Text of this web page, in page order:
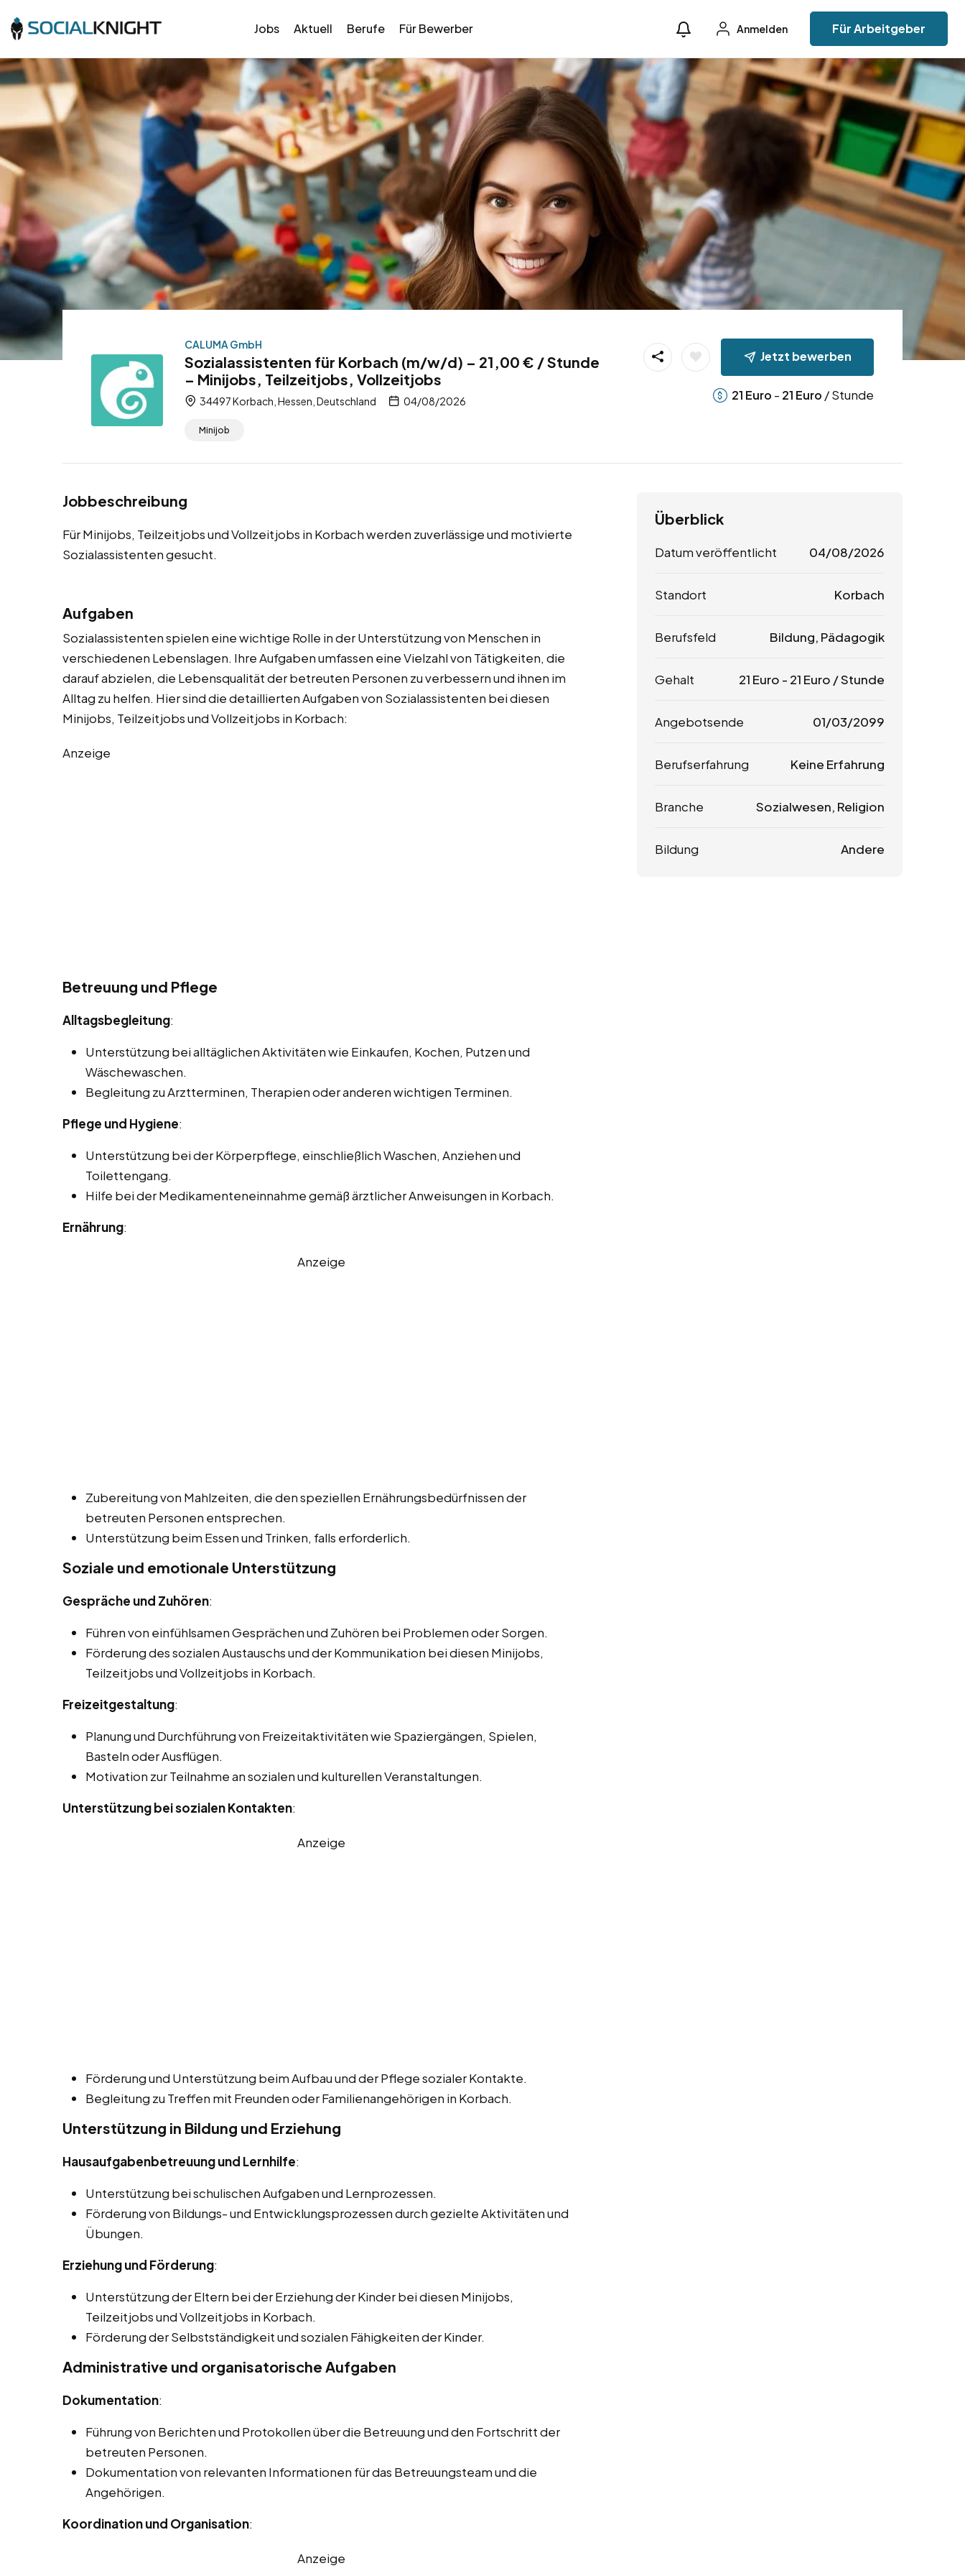
Jobs Aktuell Berufe Für Bewerber Anmelden Für Arbeitgeber
CALUMA GmbH
Sozialassistenten für Korbach (m/w/d) – 21,00 € / Stunde
– Minijobs, Teilzeitjobs, Vollzeitjobs
34497 Korbach, Hessen, Deutschland 04/08/2026
Minijob
Jetzt bewerben
21 Euro - 21 Euro / Stunde
Jobbeschreibung
Für Minijobs, Teilzeitjobs und Vollzeitjobs in Korbach werden zuverlässige und motivierte
Sozialassistenten gesucht.
Aufgaben
Sozialassistenten spielen eine wichtige Rolle in der Unterstützung von Menschen in
verschiedenen Lebenslagen. Ihre Aufgaben umfassen eine Vielzahl von Tätigkeiten, die
darauf abzielen, die Lebensqualität der betreuten Personen zu verbessern und ihnen im
Alltag zu helfen. Hier sind die detaillierten Aufgaben von Sozialassistenten bei diesen
Minijobs, Teilzeitjobs und Vollzeitjobs in Korbach:
Anzeige
Betreuung und Pflege
Alltagsbegleitung:
Unterstützung bei alltäglichen Aktivitäten wie Einkaufen, Kochen, Putzen und
Wäschewaschen.
Begleitung zu Arztterminen, Therapien oder anderen wichtigen Terminen.
Pflege und Hygiene:
Unterstützung bei der Körperpflege, einschließlich Waschen, Anziehen und
Toilettengang.
Hilfe bei der Medikamenteneinnahme gemäß ärztlicher Anweisungen in Korbach.
Ernährung:
Anzeige
Zubereitung von Mahlzeiten, die den speziellen Ernährungsbedürfnissen der
betreuten Personen entsprechen.
Unterstützung beim Essen und Trinken, falls erforderlich.
Soziale und emotionale Unterstützung
Gespräche und Zuhören:
Führen von einfühlsamen Gesprächen und Zuhören bei Problemen oder Sorgen.
Förderung des sozialen Austauschs und der Kommunikation bei diesen Minijobs,
Teilzeitjobs und Vollzeitjobs in Korbach.
Freizeitgestaltung:
Planung und Durchführung von Freizeitaktivitäten wie Spaziergängen, Spielen,
Basteln oder Ausflügen.
Motivation zur Teilnahme an sozialen und kulturellen Veranstaltungen.
Unterstützung bei sozialen Kontakten:
Anzeige
Förderung und Unterstützung beim Aufbau und der Pflege sozialer Kontakte.
Begleitung zu Treffen mit Freunden oder Familienangehörigen in Korbach.
Unterstützung in Bildung und Erziehung
Hausaufgabenbetreuung und Lernhilfe:
Unterstützung bei schulischen Aufgaben und Lernprozessen.
Förderung von Bildungs- und Entwicklungsprozessen durch gezielte Aktivitäten und
Übungen.
Erziehung und Förderung:
Unterstützung der Eltern bei der Erziehung der Kinder bei diesen Minijobs,
Teilzeitjobs und Vollzeitjobs in Korbach.
Förderung der Selbstständigkeit und sozialen Fähigkeiten der Kinder.
Administrative und organisatorische Aufgaben
Dokumentation:
Führung von Berichten und Protokollen über die Betreuung und den Fortschritt der
betreuten Personen.
Dokumentation von relevanten Informationen für das Betreuungsteam und die
Angehörigen.
Koordination und Organisation:
Anzeige
Überblick
Datum veröffentlicht 04/08/2026
Standort Korbach
Berufsfeld Bildung, Pädagogik
Gehalt 21 Euro - 21 Euro / Stunde
Angebotsende 01/03/2099
Berufserfahrung Keine Erfahrung
Branche Sozialwesen, Religion
Bildung Andere